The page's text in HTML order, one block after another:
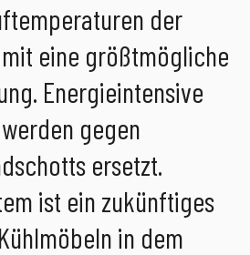
der
eine größtmögliche
Energieintensive
gegen
ersetzt.
ist ein zukünftiges
in dem